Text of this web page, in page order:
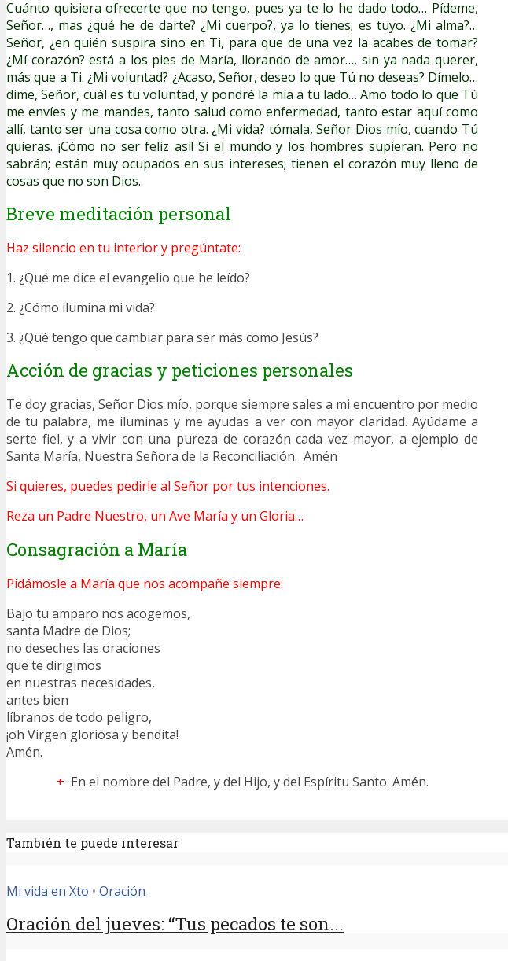
Cuánto quisiera ofrecerte que no tengo, pues ya te lo he dado todo… Pídeme,
Señor…, mas ¿qué he de darte? ¿Mi cuerpo?, ya lo tienes; es tuyo. ¿Mi alma?…
Señor, ¿en quién suspira sino en Ti, para que de una vez la acabes de tomar?
¿Mí corazón? está a los pies de María, llorando de amor…, sin ya nada querer,
más que a Ti. ¿Mi voluntad? ¿Acaso, Señor, deseo lo que Tú no deseas? Dímelo…
dime, Señor, cuál es tu voluntad, y pondré la mía a tu lado… Amo todo lo que Tú
me envíes y me mandes, tanto salud como enfermedad, tanto estar aquí como
allí, tanto ser una cosa como otra. ¿Mi vida? tómala, Señor Dios mío, cuando Tú
quieras. ¡Cómo no ser feliz así! Si el mundo y los hombres supieran. Pero no
sabrán; están muy ocupados en sus intereses; tienen el corazón muy lleno de
cosas que no son Dios.
Breve meditación personal
Haz silencio en tu interior y pregúntate:
1. ¿Qué me dice el evangelio que he leído?
2. ¿Cómo ilumina mi vida?
3. ¿Qué tengo que cambiar para ser más como Jesús?
Acción de gracias y peticiones personales
Te doy gracias, Señor Dios mío, porque siempre sales a mi encuentro por medio
de tu palabra, me iluminas y me ayudas a ver con mayor claridad. Ayúdame a
serte fiel, y a vivir con una pureza de corazón cada vez mayor, a ejemplo de
Santa María, Nuestra Señora de la Reconciliación. Amén
Si quieres, puedes pedirle al Señor por tus intenciones.
Reza un Padre Nuestro, un Ave María y un Gloria…
Consagración a María
Pidámosle a María que nos acompañe siempre:
Bajo tu amparo nos acogemos,
santa Madre de Dios;
no deseches las oraciones
que te dirigimos
en nuestras necesidades,
antes bien
líbranos de todo peligro,
¡oh Virgen gloriosa y bendita!
Amén.
+ En el nombre del Padre, y del Hijo, y del Espíritu Santo. Amén.
También te puede interesar
Mi vida en Xto • Oración
Oración del jueves: “Tus pecados te son...